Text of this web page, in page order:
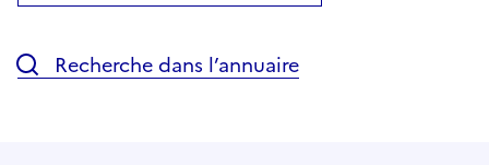
Recherche dans l’annuaire